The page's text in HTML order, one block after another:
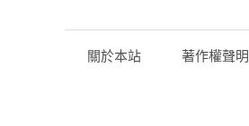
關於本站 著作權聲明